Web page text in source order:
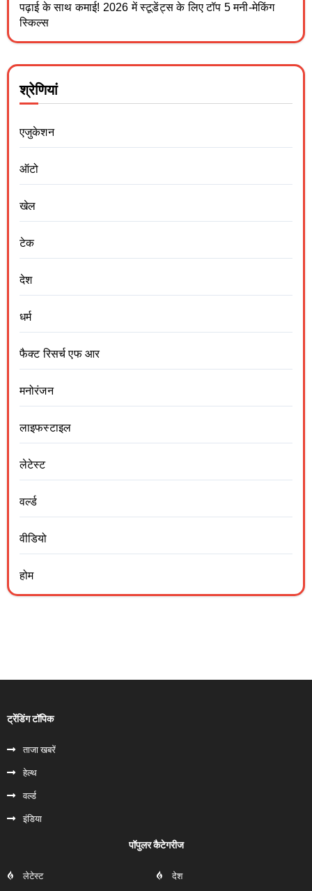
पढ़ाई के साथ कमाई! 2026 में स्टूडेंट्स के लिए टॉप 5 मनी-मेकिंग
स्किल्स
श्रेणियां
एजुकेशन
ऑटो
खेल
टेक
देश
धर्म
फैक्ट रिसर्च एफ आर
मनोरंजन
लाइफस्टाइल
लेटेस्ट
वर्ल्ड
वीडियो
होम
ट्रेंडिंग टॉपिक
ताजा खबरें
हेल्‍थ
वर्ल्ड
इंडिया
पॉपुलर कैटेगरीज
लेटेस्ट देश